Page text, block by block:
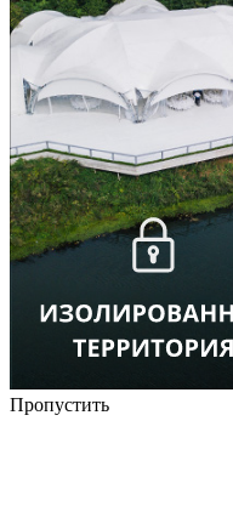
Пропустить